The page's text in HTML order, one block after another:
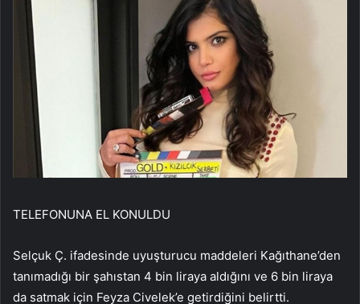
TELEFONUNA EL KONULDU
Selçuk Ç. ifadesinde uyuşturucu maddeleri Kağıthane’den
tanımadığı bir şahıstan 4 bin liraya aldığını ve 6 bin liraya
da satmak için Feyza Civelek’e getirdiğini belirtti.